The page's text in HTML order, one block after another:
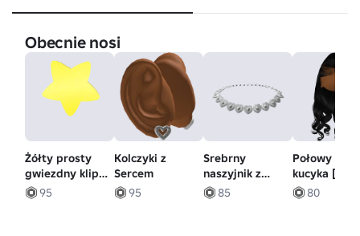
Obecnie nosi
Żółty prosty
gwiezdny klips
do włosów
95
Kolczyki z
Sercem
95
Srebrny
naszyjnik z
diamentem w
kształcie serca
85
Połowy
kucyka
80